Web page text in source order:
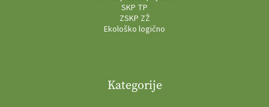
SKP TP
ZSKP ZŽ
Ekološko logično
Kategorije